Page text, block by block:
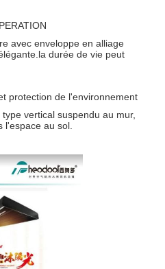
avec enveloppe en alliage
durée de vie peut
protection de l'environnement
vertical suspendu au mur,
l'espace au sol.